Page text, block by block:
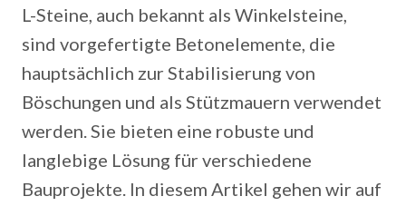
L-Steine, auch bekannt als Winkelsteine,
sind vorgefertigte Betonelemente, die
hauptsächlich zur Stabilisierung von
Böschungen und als Stützmauern verwendet
werden. Sie bieten eine robuste und
langlebige Lösung für verschiedene
Bauprojekte. In diesem Artikel gehen wir auf